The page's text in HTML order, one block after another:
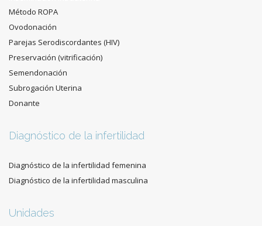
Método ROPA
Ovodonación
Parejas Serodiscordantes (HIV)
Preservación (vitrificación)
Semendonación
Subrogación Uterina
Donante
Diagnóstico de la infertilidad
Diagnóstico de la infertilidad femenina
Diagnóstico de la infertilidad masculina
Unidades